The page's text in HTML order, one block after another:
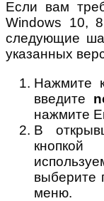
Если вам
Windows 10,
следующие
указанных
Нажмите
введите
нажмите
В
выберите
меню.